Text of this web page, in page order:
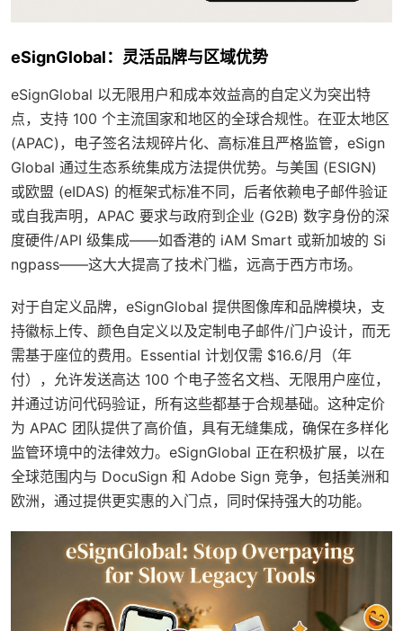
eSignGlobal：灵活品牌与区域优势
eSignGlobal 以无限用户和成本效益高的自定义为突出特
点，支持 100 个主流国家和地区的全球合规性。在亚太地区
(APAC)，电子签名法规碎片化、高标准且严格监管，eSign
Global 通过生态系统集成方法提供优势。与美国 (ESIGN)
或欧盟 (eIDAS) 的框架式标准不同，后者依赖电子邮件验证
或自我声明，APAC 要求与政府到企业 (G2B) 数字身份的深
度硬件/API 级集成——如香港的 iAM Smart 或新加坡的 Si
ngpass——这大大提高了技术门槛，远高于西方市场。
对于自定义品牌，eSignGlobal 提供图像库和品牌模块，支
持徽标上传、颜色自定义以及定制电子邮件/门户设计，而无
需基于座位的费用。Essential 计划仅需 $16.6/月（年
付），允许发送高达 100 个电子签名文档、无限用户座位，
并通过访问代码验证，所有这些都基于合规基础。这种定价
为 APAC 团队提供了高价值，具有无缝集成，确保在多样化
监管环境中的法律效力。eSignGlobal 正在积极扩展，以在
全球范围内与 DocuSign 和 Adobe Sign 竞争，包括美洲和
欧洲，通过提供更实惠的入门点，同时保持强大的功能。